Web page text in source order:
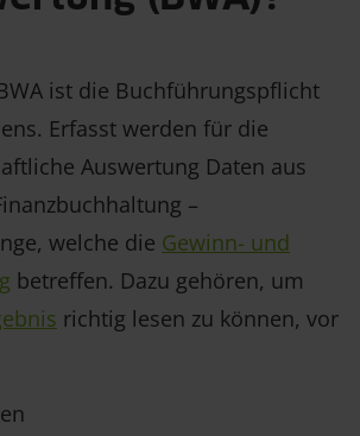
ist die Buchführungspflicht
Erfasst werden für die
Auswertung Daten aus
–
welche die Gewinn- und
betreffen. Dazu gehören, um
richtig lesen zu können, vor